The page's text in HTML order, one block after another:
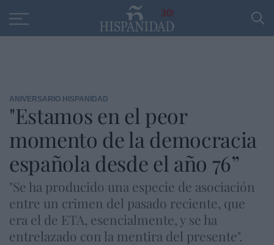
30
ANIVERSARIO HISPANIDAD
"Estamos en el peor
momento de la democracia
española desde el año 76”
"Se ha producido una especie de asociación
entre un crimen del pasado reciente, que
era el de ETA, esencialmente, y se ha
entrelazado con la mentira del presente".